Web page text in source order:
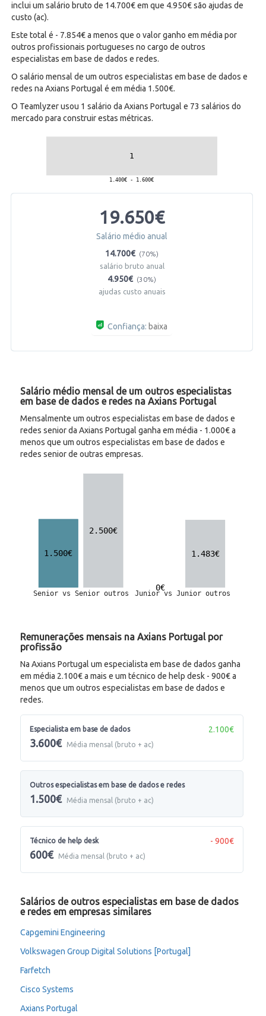
inclui um salário bruto de 14.700€ em que 4.950€ são ajudas de
custo (ac).
Este total é - 7.854€ a menos que o valor ganho em média por
outros profissionais portugueses no cargo de outros
especialistas em base de dados e redes.
O salário mensal de um outros especialistas em base de dados e
redes na Axians Portugal é em média 1.500€.
O Teamlyzer usou 1 salário da Axians Portugal e 73 salários do
mercado para construir estas métricas.
19.650€
Salário médio anual
14.700€ (70%)
salário bruto anual
4.950€ (30%)
ajudas custo anuais
Confiança: baixa
Salário médio mensal de um outros especialistas
em base de dados e redes na Axians Portugal
Mensalmente um outros especialistas em base de dados e
redes senior da Axians Portugal ganha em média - 1.000€ a
menos que um outros especialistas em base de dados e
redes senior de outras empresas.
Remunerações mensais na Axians Portugal por
profissão
Na Axians Portugal um especialista em base de dados ganha
em média 2.100€ a mais e um técnico de help desk - 900€ a
menos que um outros especialistas em base de dados e
redes.
Especialista em base de dados
3.600€ Média mensal (bruto + ac)
2.100€
Outros especialistas em base de dados e redes
1.500€ Média mensal (bruto + ac)
Técnico de help desk
600€ Média mensal (bruto + ac)
- 900€
Salários de outros especialistas em base de dados
e redes em empresas similares
Capgemini Engineering
Volkswagen Group Digital Solutions [Portugal]
Farfetch
Cisco Systems
Axians Portugal